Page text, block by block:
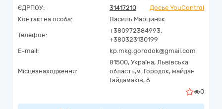
ЄДРПОУ:
31417210
Досьє YouControl
Контактна особа:
Василь Марциняк
Телефон:
+380972384993,
+380323130199
E-mail:
kp.mkg.gorodok@gmail.com
Місцезнаходження:
81500, Україна, Львівська
область,м. Городок, майдан
Гайдамаків, 6
0